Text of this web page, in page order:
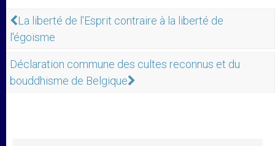
La liberté de l'Esprit contraire à la liberté de
l'égoïsme
Déclaration commune des cultes reconnus et du
bouddhisme de Belgique